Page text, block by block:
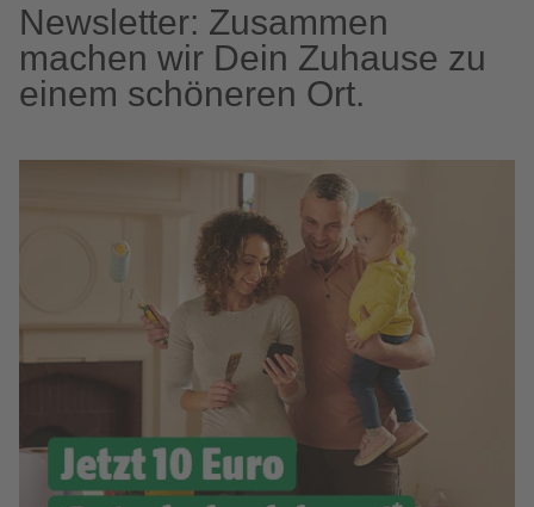
Newsletter: Zusammen
machen wir Dein Zuhause zu
einem schöneren Ort.